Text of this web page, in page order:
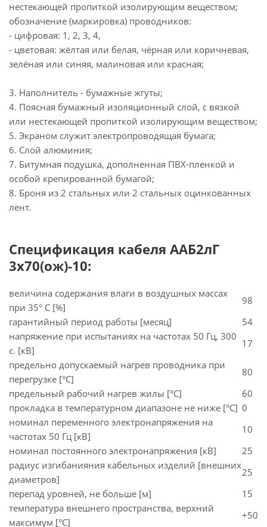
нестекающей пропиткой изолирующим веществом;
обозначение (маркировка) проводников:
- цифровая: 1, 2, 3, 4,
- цветовая: жёлтая или белая, чёрная или коричневая,
зелёная или синяя, малиновая или красная;
3. Наполнитель - бумажные жгуты;
4. Поясная бумажный изоляционный слой, с вязкой
или нестекающей пропиткой изолирующим веществом;
5. Экраном служит электропроводящая бумага;
6. Слой алюминия;
7. Битумная подушка, дополненная ПВХ-пленкой и
особой крепированной бумагой;
8. Броня из 2 стальных или 2 стальных оцинкованных
лент.
Спецификация кабеля ААБ2лГ
3х70(ож)-10:
величина содержания влаги в воздушных массах
при 35° C [%]
98
гарантийный период работы [месяц]
54
напряжение при испытаниях на частотах 50 Гц, 300
с. [кВ]
17
предельно допускаемый нагрев проводника при
перегрузке [°С]
80
предельный рабочий нагрев жилы [°С]
60
прокладка в температурном диапазоне не ниже [°C] 0
номинал переменного электронапряжения на
частотах 50 Гц [кВ]
10
номинал постоянного электронапряжения [кВ]
25
радиус изгибанияния кабельных изделий [внешних
диаметров]
25
перепад уровней, не больше [м]
15
температура внешнего пространства, верхний
максимум [°C]
+50